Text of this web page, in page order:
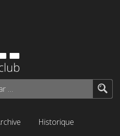
Recherche de photos par mots-clés...
Historique